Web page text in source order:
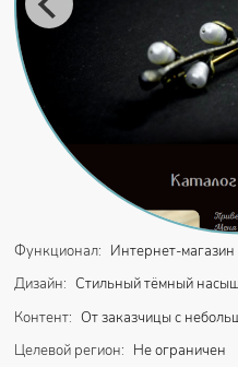
Функционал: Интернет-магазин
Дизайн: Стильный тёмный
Контент: От заказчицы с
Целевой регион: Не ограничен